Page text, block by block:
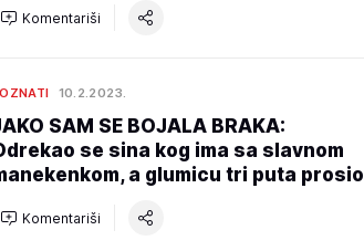
Komentariši
10.2.2023.
SAM SE BOJALA BRAKA:
se sina kog ima sa slavnom
a glumicu tri puta prosio
Komentariši